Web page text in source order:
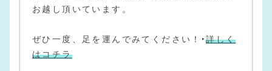
お越し頂いています。
ぜひ一度、足を運んでみてください！‣詳しく
はコチラ